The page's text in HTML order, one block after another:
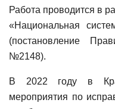
Работа проводится в
«Национальная
(постановление
№2148).
В 2022 году в
мероприятия по